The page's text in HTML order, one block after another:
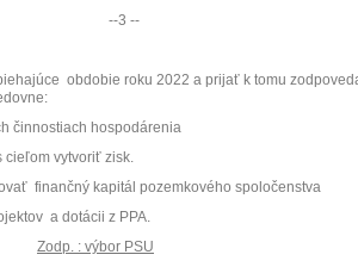
--3 --
obdobie roku 2022 a prijať k tomu
činnostiach hospodárenia
cieľom vytvoriť zisk.
finančný kapitál pozemkového spoločenstva
a dotácii z PPA.
Zodp. : výbor PSU